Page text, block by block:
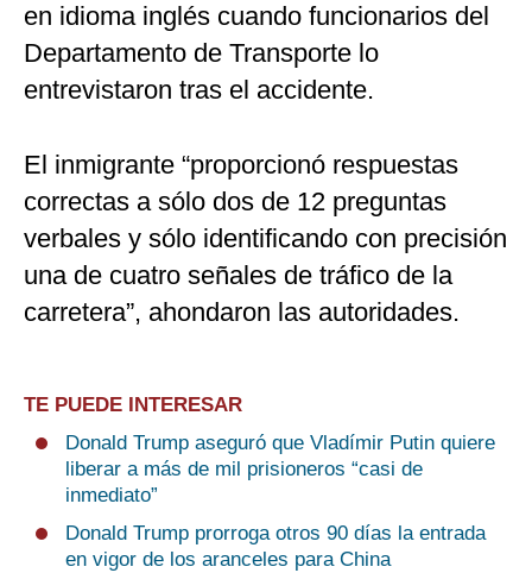
en idioma inglés cuando funcionarios del
Departamento de Transporte lo
entrevistaron tras el accidente.
El inmigrante “proporcionó respuestas
correctas a sólo dos de 12 preguntas
verbales y sólo identificando con precisión
una de cuatro señales de tráfico de la
carretera”, ahondaron las autoridades.
TE PUEDE INTERESAR
Donald Trump aseguró que Vladímir Putin quiere
liberar a más de mil prisioneros “casi de
inmediato”
Donald Trump prorroga otros 90 días la entrada
en vigor de los aranceles para China